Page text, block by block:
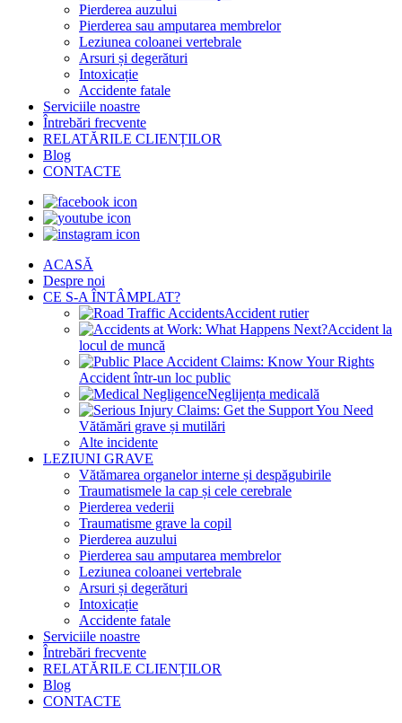
Pierderea auzului
Pierderea sau amputarea membrelor
Leziunea coloanei vertebrale
Arsuri și degerături
Intoxicație
Accidente fatale
Serviciile noastre
Întrebări frecvente
RELATĂRILE CLIENȚILOR
Blog
CONTACTE
ACASĂ
Despre noi
CE S-A ÎNTÂMPLAT?
Accident rutier
Accident la
locul de muncă
Accident într-un loc public
Neglijența medicală
Vătămări grave și mutilări
Alte incidente
LEZIUNI GRAVE
Vătămarea organelor interne și despăgubirile
Traumatismele la cap și cele cerebrale
Pierderea vederii
Traumatisme grave la copil
Pierderea auzului
Pierderea sau amputarea membrelor
Leziunea coloanei vertebrale
Arsuri și degerături
Intoxicație
Accidente fatale
Serviciile noastre
Întrebări frecvente
RELATĂRILE CLIENȚILOR
Blog
CONTACTE